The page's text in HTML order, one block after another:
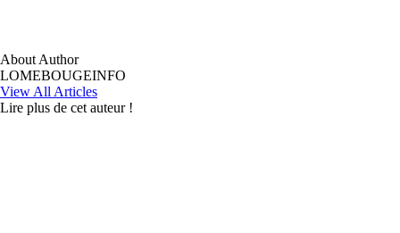
About Author
LOMEBOUGEINFO
View All Articles
Lire plus de cet auteur !